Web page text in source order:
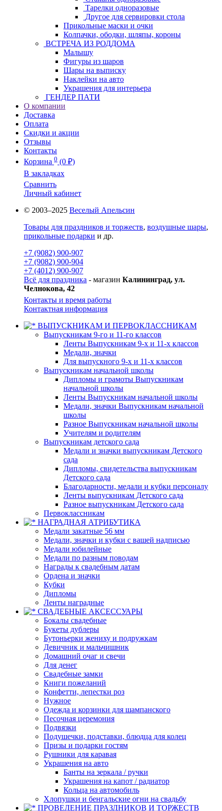
Тарелки одноразовые
Другое для сервировки стола
Прикольные маски и очки
Колпачки, ободки, шляпы, короны
ВСТРЕЧА ИЗ РОДДОМА
Малышу
Фигуры из шаров
Шары на выписку
Наклейки на авто
Украшения для интерьера
ГЕНДЕР ПАТИ
О компании
Доставка
Оплата
Скидки и акции
Отзывы
Контакты
Корзина 0 (0 ₽)
В закладках
Сравнить
Личный кабинет
© 2003–2025 Веселый Апельсин
Товары для праздников и торжеств, воздушные шары,
прикольные подарки и др.
+7 (9082) 900-907
+7 (9082) 900-904
+7 (4012) 900-907
Всё для праздника - магазин Калининград, ул.
Челнокова, 42
Контакты и время работы
Контактная информация
ВЫПУСКНИКАМ И ПЕРВОКЛАССНИКАМ
Выпускникам 9-го и 11-го классов
Ленты Выпускникам 9-х и 11-х классов
Медали, значки
Для выпускного 9-х и 11-х классов
Выпускникам начальной школы
Дипломы и грамоты Выпускникам
начальной школы
Ленты Выпускникам начальной школы
Медали, значки Выпускникам начальной
школы
Разное Выпускникам начальной школы
Учителям и родителям
Выпускникам детского сада
Медали и значки выпускникам Детского
сада
Дипломы, свидетельства выпускникам
Детского сада
Благодарности, медали и кубки персоналу
Ленты выпускникам Детского сада
Разное выпускникам Детского сада
Первоклассникам
НАГРАДНАЯ АТРИБУТИКА
Медали закатные 56 мм
Медали, значки и кубки с вашей надписью
Медали юбилейные
Медали по разным поводам
Награды к свадебным датам
Ордена и значки
Кубки
Дипломы
Ленты наградные
СВАДЕБНЫЕ АКСЕССУАРЫ
Бокалы свадебные
Букеты дублеры
Бутоньерки жениху и подружкам
Девичник и мальчишник
Домашний очаг и свечи
Для денег
Свадебные замки
Книги пожеланий
Конфетти, лепестки роз
Нужное
Одежда и корзинки для шампанского
Песочная церемония
Подвязки
Подушечки, подставки, блюдца для колец
Призы и подарки гостям
Рушники для каравая
Украшения на авто
Банты на зеркала / ручки
Украшения на капот / радиатор
Кольца на автомобиль
Хлопушки и бенгальские огни на свадьбу
ПРОВЕДЕНИЕ ПРАЗДНИКОВ И ТОРЖЕСТВ